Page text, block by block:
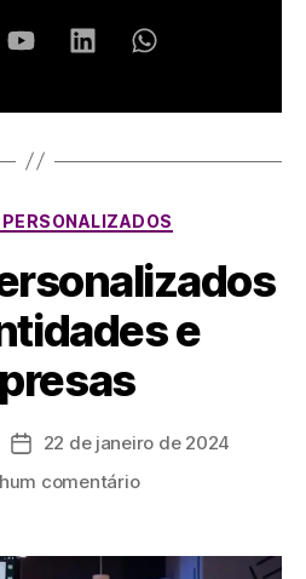
e
22 de janeiro de 2024
comentário